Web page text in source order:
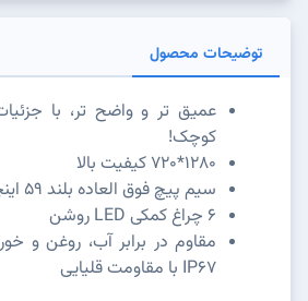
توضیحات محصول
عمیق تر و واضح تر، با
کوچک!
1280*720 کیفیت بالا
سیم پیچ فوق العاده بلند 59 اینچی (150 سانتی متر)
6 چراغ کمکی LED روشن
مقاوم در برابر آب، روغن و
IP67 با مقاومت قلیایی